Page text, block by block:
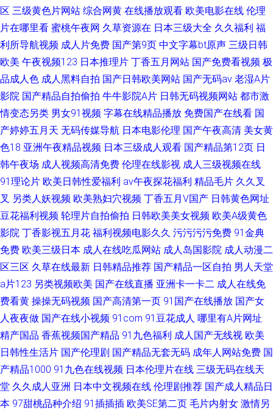
区 三级黄色片网站 综合网黄 在线播放观看 欧美电影在线 伦理
片在哪里看 蜜桃午夜网 久草资源在 日本三级大全 久久福利 福
利所导航视频 成人片免费 国产第9页 中文字幕bt原声 三级日韩
欧美 午夜视频123 日本推理片 丁香五月网站 国产免费看视频 极
品成人色 成人黑料自拍 国产日韩欧美网站 国产无码av 老湿A片
影院 国产精品自拍偷拍 牛牛影院A片 日韩无码视频网站 都市激
情变态另类 男女91视频 字幕在线精品播放 免费国产在线看 国
产婷婷五月天 无码传媒导航 日本电影伦理 国产午夜高清 美女黄
色18 亚洲午夜精品视频 日本三级成人观看 国产精品第12页 日
韩午夜场 成人视频高清免费 伦理在线影视 成人三级视频在线
91理论片 欧美日韩性爱福利 av午夜探花福利 精品毛片 久久叉
叉 另类人妖视频 欧美熟妇穴视频 丁香五月V国产 日韩黄色网址
豆花福利视频 轮理片自拍偷拍 日韩欧美美女视频 欧美A级黄色
影院 丁香影视五月花 福利视频电影久久 污污污污免费 91金典
免费 欧美三级日本 成人在线吃瓜网站 成人岛国影院 成人动漫二
区三区 久草在线最新 日韩精品推荐 国产精品一区自拍 男人天堂
a片123 另类视频欧美 国产在线直播 亚洲卡一卡二 成人在线免
费看黄 操操无码视频 国产高清第一页 91国产在线播放 国产女
人夜夜做 国产在线小视频 91com 91豆花成人 哪里有A片网址
精产国品 香蕉视频国产精品 91九色福利 成人国产无线视 欧美
日韩性生活片 国产伦理剧 国产精品无套无码 成年人网站免费 国
产精品1000 91九色在线视频 日本伦理片在线 三级无码在线天
堂 久久成人亚洲 日本中文视频在线 伦理剧推荐 国产成人精品日
本 97甜桃品种介绍 91插插插 欧美SE第二页 毛片内射女 激情另